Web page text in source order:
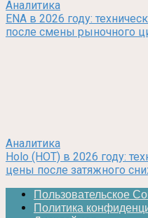
Аналитика
ENA в 2026 году:
после смены рыночного
Аналитика
Holo (HOT) в 2026 году:
цены после затяжного
Пользовательское
Политика